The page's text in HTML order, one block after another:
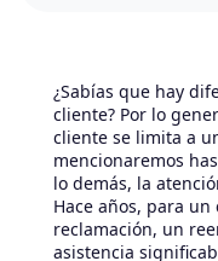
¿Sabías que hay
cliente? Por lo
cliente se limita a
mencionaremos
lo demás, la
Hace años, para
reclamación, un
asistencia